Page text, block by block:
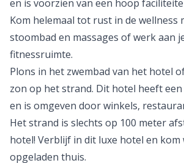
en is voorzien van een hoop
Kom helemaal tot rust in de wellness
stoombad en massages of werk aan
fitnessruimte.
Plons in het zwembad van het hotel
zon op het strand. Dit hotel heeft
en is omgeven door winkels,
Het strand is slechts op 100 meter
hotel! Verblijf in dit luxe hotel en kom
opgeladen thuis.